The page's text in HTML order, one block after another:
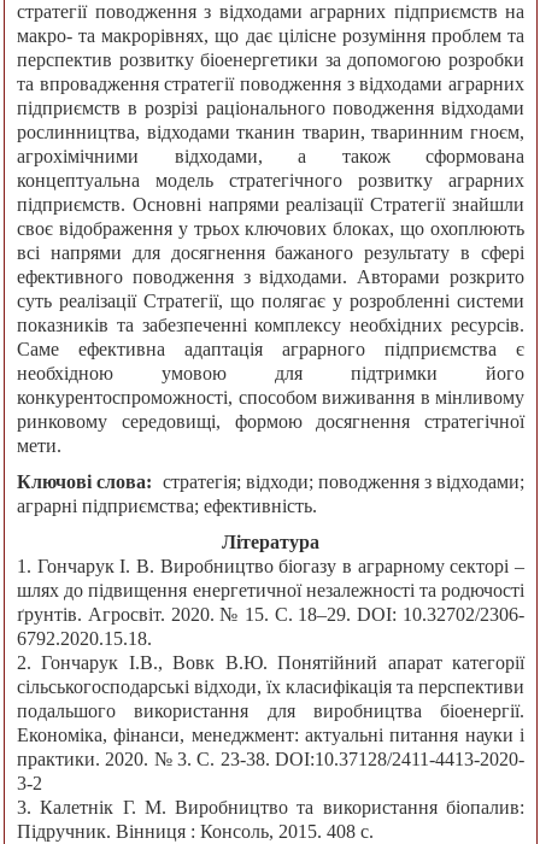
стратегії поводження з відходами аграрних підприємств на
макро- та макрорівнях, що дає цілісне розуміння проблем та
перспектив розвитку біоенергетики за допомогою розробки
та впровадження стратегії поводження з відходами аграрних
підприємств в розрізі раціонального поводження відходами
рослинництва, відходами тканин тварин, тваринним гноєм,
агрохімічними відходами, а також сформована
концептуальна модель стратегічного розвитку аграрних
підприємств. Основні напрями реалізації Стратегії знайшли
своє відображення у трьох ключових блоках, що охоплюють
всі напрями для досягнення бажаного результату в сфері
ефективного поводження з відходами. Авторами розкрито
суть реалізації Стратегії, що полягає у розробленні системи
показників та забезпеченні комплексу необхідних ресурсів.
Саме ефективна адаптація аграрного підприємства є
необхідною умовою для підтримки його
конкурентоспроможності, способом виживання в мінливому
ринковому середовищі, формою досягнення стратегічної
мети.
Ключові слова: стратегія; відходи; поводження з відходами;
аграрні підприємства; ефективність.
Література
1. Гончарук І. В. Виробництво біогазу в аграрному секторі –
шлях до підвищення енергетичної незалежності та родючості
ґрунтів. Агросвіт. 2020. № 15. С. 18–29. DOI: 10.32702/2306-
6792.2020.15.18.
2. Гончарук І.В., Вовк В.Ю. Понятійний апарат категорії
сільськогосподарські відходи, їх класифікація та перспективи
подальшого використання для виробництва біоенергії.
Економіка, фінанси, менеджмент: актуальні питання науки і
практики. 2020. № 3. С. 23-38. DOI:10.37128/2411-4413-2020-
3-2
3. Калетнік Г. М. Виробництво та використання біопалив:
Підручник. Вінниця : Консоль, 2015. 408 с.